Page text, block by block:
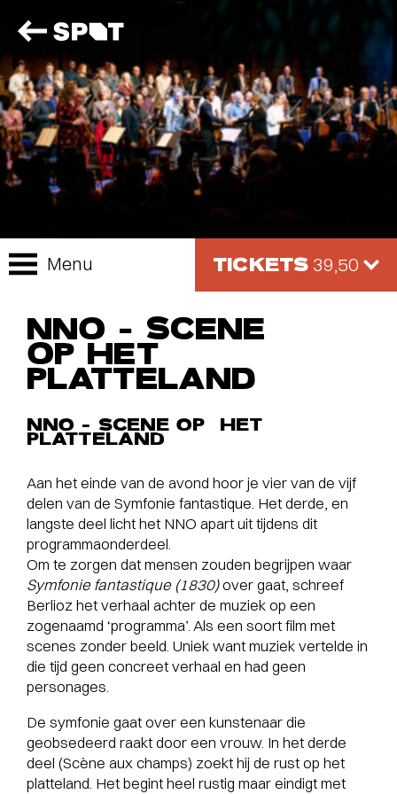
Menu TICKETS 39,50
NNO – SCENE
OP HET
PLATTELAND
NNO – SCENE OP HET
PLATTELAND
Aan het einde van de avond hoor je vier van de vijf
delen van de Symfonie fantastique. Het derde, en
langste deel licht het NNO apart uit tijdens dit
programmaonderdeel.
Om te zorgen dat mensen zouden begrijpen waar
Symfonie fantastique (1830)over gaat, schreef
Berlioz het verhaal achter de muziek op een
zogenaamd ‘programma’. Als een soort film met
scenes zonder beeld. Uniek want muziek vertelde in
die tijd geen concreet verhaal en had geen
personages.
De symfonie gaat over een kunstenaar die
geobsedeerd raakt door een vrouw. In het derde
deel (Scène aux champs) zoekt hij de rust op het
platteland. Het begint heel rustig maar eindigt met